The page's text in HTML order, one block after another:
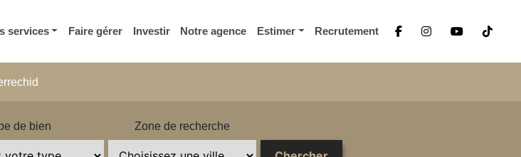
services Faire gérer Investir Notre agence Estimer Recrutement
de bien Zone de recherche